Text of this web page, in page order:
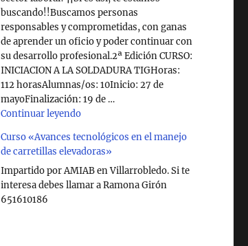
buscando!!Buscamos personas
responsables y comprometidas, con ganas
de aprender un oficio y poder continuar con
su desarrollo profesional.2ª Edición CURSO:
INICIACION A LA SOLDADURA TIGHoras:
112 horasAlumnas/os: 10Inicio: 27 de
mayoFinalización: 19 de …
Continuar leyendo"Curso de Soldadura en Villarrobledo"
Curso «Avances tecnológicos en el manejo
de carretillas elevadoras»
Impartido por AMIAB en Villarrobledo. Si te
interesa debes llamar a Ramona Girón
651610186